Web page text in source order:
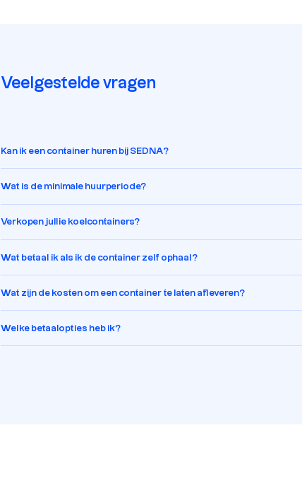
Veelgestelde vragen
Kan ik een container huren bij SEDNA?
Wat is de minimale huurperiode?
Verkopen jullie koelcontainers?
Wat betaal ik als ik de container zelf ophaal?
Wat zijn de kosten om een container te laten afleveren?
Welke betaalopties heb ik?